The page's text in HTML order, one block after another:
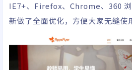
IE7+、Firefox、Chrome、360
新做了全面优化，方便大家无缝使